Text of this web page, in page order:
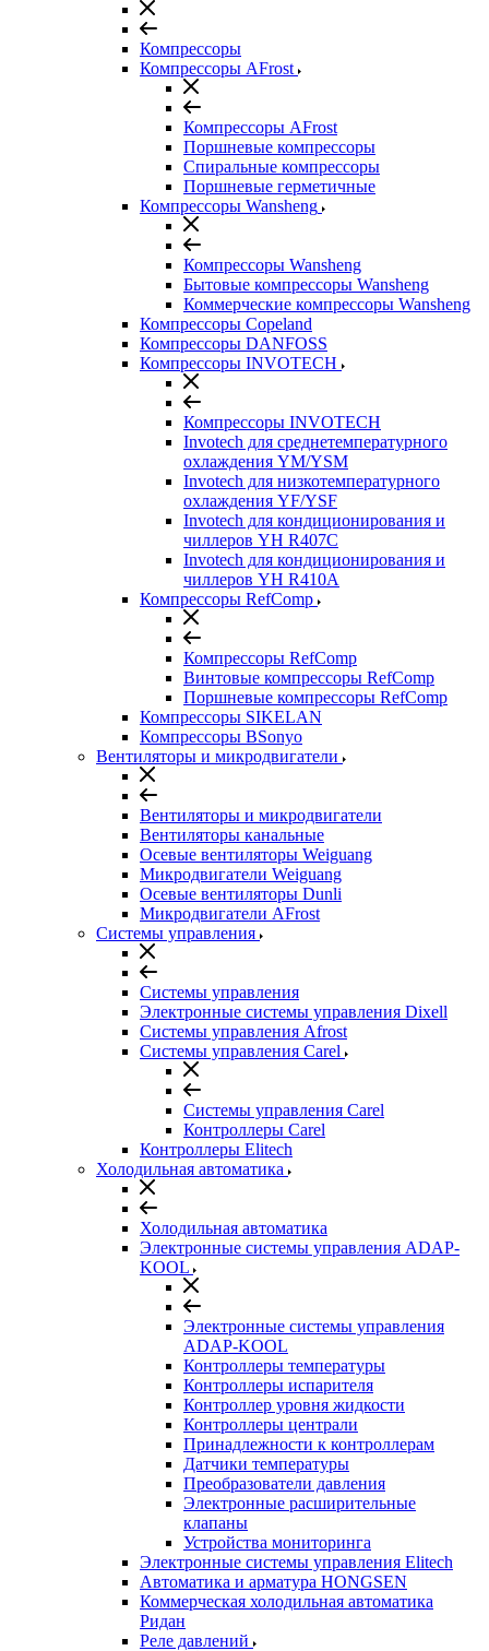
Компрессоры
Компрессоры AFrost
Компрессоры AFrost
Поршневые компрессоры
Спиральные компрессоры
Поршневые герметичные
Компрессоры Wansheng
Компрессоры Wansheng
Бытовые компрессоры Wansheng
Коммерческие компрессоры Wansheng
Компрессоры Copeland
Компрессоры DANFOSS
Компрессоры INVOTECH
Компрессоры INVOTECH
Invotech для среднетемпературного
охлаждения YM/YSM
Invotech для низкотемпературного
охлаждения YF/YSF
Invotech для кондиционирования и
чиллеров YH R407C
Invotech для кондиционирования и
чиллеров YH R410A
Компрессоры RefComp
Компрессоры RefComp
Винтовые компрессоры RefComp
Поршневые компрессоры RefComp
Компрессоры SIKELAN
Компрессоры BSonyo
Вентиляторы и микродвигатели
Вентиляторы и микродвигатели
Вентиляторы канальные
Осевые вентиляторы Weiguang
Микродвигатели Weiguang
Осевые вентиляторы Dunli
Микродвигатели AFrost
Системы управления
Системы управления
Электронные системы управления Dixell
Системы управления Afrost
Системы управления Carel
Системы управления Carel
Контроллеры Carel
Контроллеры Elitech
Холодильная автоматика
Холодильная автоматика
Электронные системы управления ADAP-
KOOL
Электронные системы управления
ADAP-KOOL
Контроллеры температуры
Контроллеры испарителя
Контроллер уровня жидкости
Контроллеры централи
Принадлежности к контроллерам
Датчики температуры
Преобразователи давления
Электронные расширительные
клапаны
Устройства мониторинга
Электронные системы управления Elitech
Автоматика и арматура HONGSEN
Коммерческая холодильная автоматика
Ридан
Реле давлений